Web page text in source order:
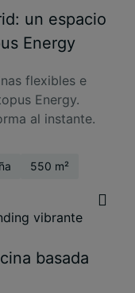
un espacio
Energy
flexibles e
Energy.
al instante.
550 m²
basada